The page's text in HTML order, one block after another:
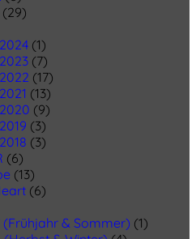
(29)
(1)
(7)
(17)
(13)
(9)
(3)
(3)
(6)
(13)
(6)
(Frühjahr & Sommer) (1)